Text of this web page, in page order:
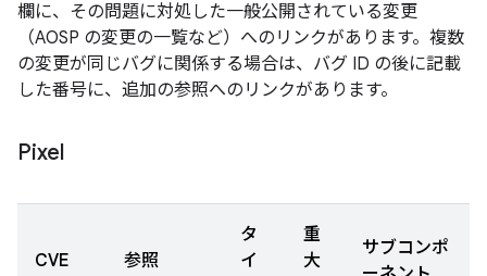
欄に、その問題に対処した一般公開されている変更
（AOSP の変更の一覧など）へのリンクがあります。複数
の変更が同じバグに関係する場合は、バグ ID の後に記載
した番号に、追加の参照へのリンクがあります。
Pixel
CVE 参照
タ
イ
重
大
サブコンポ